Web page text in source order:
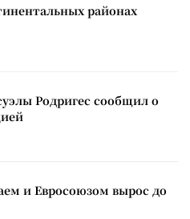
районах
Родригес сообщил о
и Евросоюзом вырос до